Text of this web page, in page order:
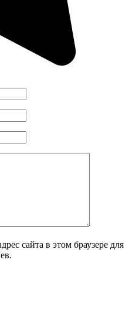
сайта в этом браузере для